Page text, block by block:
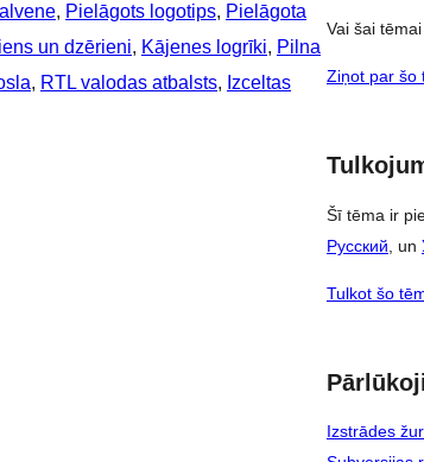
, Pielāgots logotips, Pielāgota
un dzērieni, Kājenes logrīki, Pilna
, RTL valodas atbalsts, Izceltas
Vai šai
Ziņot par šo
Šī tēma ir
Русский , un
Tulkot šo
Izstrādes